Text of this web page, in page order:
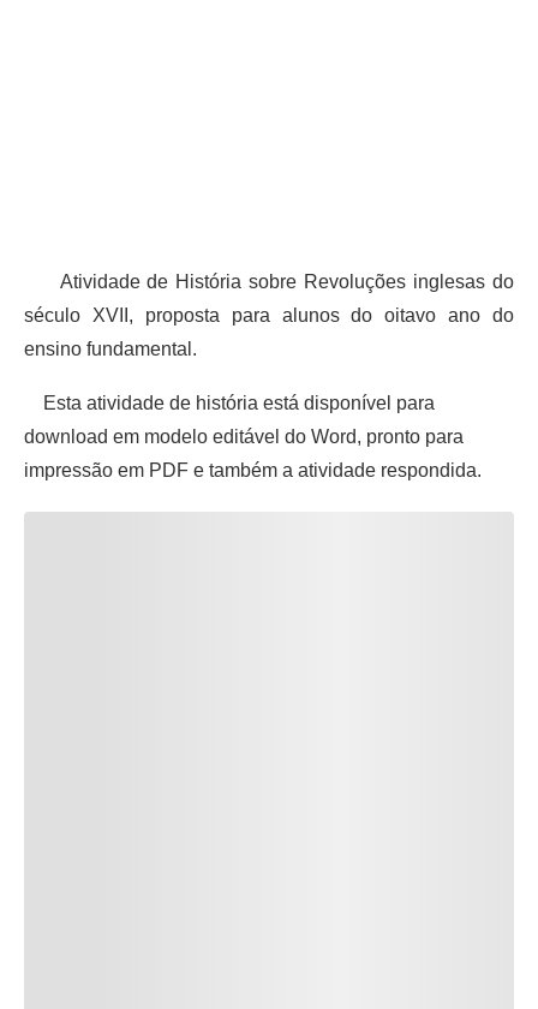
Atividade de História sobre Revoluções inglesas do
século XVII, proposta para alunos do oitavo ano do
ensino fundamental.
Esta atividade de história está disponível para
download em modelo editável do Word, pronto para
impressão em PDF e também a atividade respondida.